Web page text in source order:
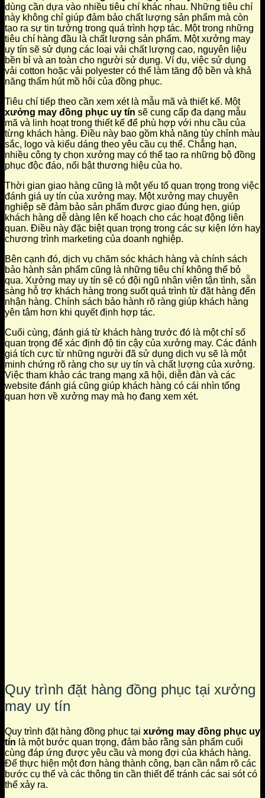
dùng cần dựa vào nhiều tiêu chí khác nhau. Những tiêu chí
này không chỉ giúp đảm bảo chất lượng sản phẩm mà còn
tạo ra sự tin tưởng trong quá trình hợp tác. Một trong những
tiêu chí hàng đầu là chất lượng sản phẩm. Một xưởng may
uy tín sẽ sử dụng các loại vải chất lượng cao, nguyên liệu
bền bỉ và an toàn cho người sử dụng. Ví dụ, việc sử dụng
vải cotton hoặc vải polyester có thể làm tăng độ bền và khả
năng thấm hút mồ hôi của đồng phục.
Tiêu chí tiếp theo cần xem xét là mẫu mã và thiết kế. Một
xưởng may đồng phục uy tín sẽ cung cấp đa dạng mẫu
mã và linh hoạt trong thiết kế để phù hợp với nhu cầu của
từng khách hàng. Điều này bao gồm khả năng tùy chỉnh màu
sắc, logo và kiểu dáng theo yêu cầu cụ thể. Chẳng hạn,
nhiều công ty chọn xưởng may có thể tạo ra những bộ đồng
phục độc đáo, nổi bật thương hiệu của họ.
Thời gian giao hàng cũng là một yếu tố quan trọng trong việc
đánh giá uy tín của xưởng may. Một xưởng may chuyên
nghiệp sẽ đảm bảo sản phẩm được giao đúng hẹn, giúp
khách hàng dễ dàng lên kế hoạch cho các hoạt động liên
quan. Điều này đặc biệt quan trọng trong các sự kiện lớn hay
chương trình marketing của doanh nghiệp.
Bên cạnh đó, dịch vụ chăm sóc khách hàng và chính sách
bảo hành sản phẩm cũng là những tiêu chí không thể bỏ
qua. Xưởng may uy tín sẽ có đội ngũ nhân viên tận tình, sẵn
sàng hỗ trợ khách hàng trong suốt quá trình từ đặt hàng đến
nhận hàng. Chính sách bảo hành rõ ràng giúp khách hàng
yên tâm hơn khi quyết định hợp tác.
Cuối cùng, đánh giá từ khách hàng trước đó là một chỉ số
quan trọng để xác định độ tin cậy của xưởng may. Các đánh
giá tích cực từ những người đã sử dụng dịch vụ sẽ là một
minh chứng rõ ràng cho sự uy tín và chất lượng của xưởng.
Việc tham khảo các trang mạng xã hội, diễn đàn và các
website đánh giá cũng giúp khách hàng có cái nhìn tổng
quan hơn về xưởng may mà họ đang xem xét.
Quy trình đặt hàng đồng phục tại xưởng
may uy tín
Quy trình đặt hàng đồng phục tại xưởng may đồng phục uy
tín là một bước quan trọng, đảm bảo rằng sản phẩm cuối
cùng đáp ứng được yêu cầu và mong đợi của khách hàng.
Để thực hiện một đơn hàng thành công, bạn cần nắm rõ các
bước cụ thể và các thông tin cần thiết để tránh các sai sót có
thể xảy ra.